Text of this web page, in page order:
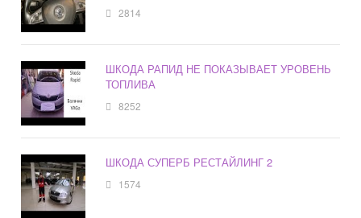
2814
ШКОДА РАПИД НЕ ПОКАЗЫВАЕТ УРОВЕНЬ
ТОПЛИВА
8252
ШКОДА СУПЕРБ РЕСТАЙЛИНГ 2
1574